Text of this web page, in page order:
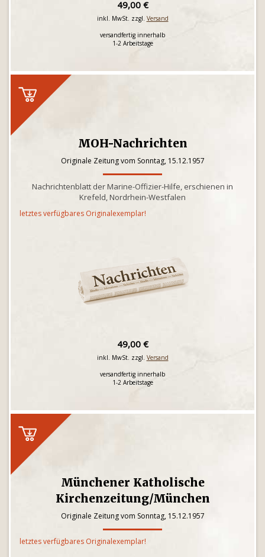
49,00 €
inkl. MwSt. zzgl. Versand
versandfertig innerhalb
1-2 Arbeitstage
MOH-Nachrichten
Originale Zeitung vom Sonntag, 15.12.1957
Nachrichtenblatt der Marine-Offizier-Hilfe, erschienen in
Krefeld, Nordrhein-Westfalen
letztes verfügbares Originalexemplar!
49,00 €
inkl. MwSt. zzgl. Versand
versandfertig innerhalb
1-2 Arbeitstage
Münchener Katholische
Kirchenzeitung/München
Originale Zeitung vom Sonntag, 15.12.1957
letztes verfügbares Originalexemplar!